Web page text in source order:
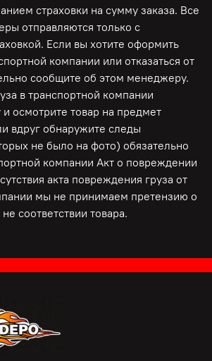
страховки на сумму заказа. Все
отправляются только с
Если вы хотите оформить
компании или отказаться от
сообщите об этом менеджеру.
в транспортной компании
осмотрите товар на предмет
вдруг обнаружите следы
не было на фото) обязательно
компании Акт о повреждении
акта повреждения груза от
мы не принимаем претензию о
соответствии товара.